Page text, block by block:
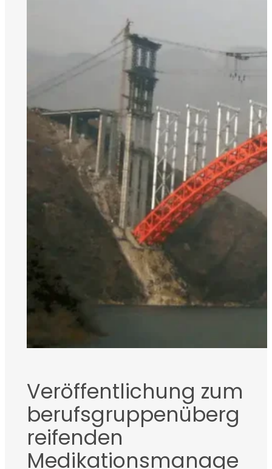
Veröffentlichung zum
berufsgruppenüberg
reifenden
Medikationsmanage